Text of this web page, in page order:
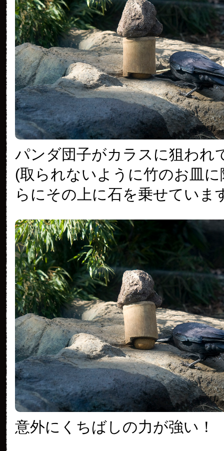
パンダ団子がカラスに狙われ
(取られないように竹のお皿
らにその上に石を乗せていま
意外にくちばしの力が強い！